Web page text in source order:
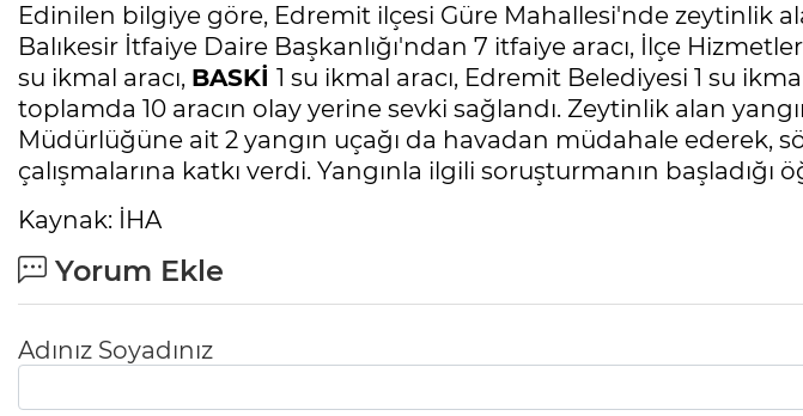
Edinilen bilgiye göre, Edremit ilçesi Güre Mahallesi'nde zeytinlik
Balıkesir İtfaiye Daire Başkanlığı'ndan 7 itfaiye aracı, İlçe
su ikmal aracı, BASKİ 1 su ikmal aracı, Edremit Belediyesi 1 su
toplamda 10 aracın olay yerine sevki sağlandı. Zeytinlik alan
Müdürlüğüne ait 2 yangın uçağı da havadan müdahale ederek,
çalışmalarına katkı verdi. Yangınla ilgili soruşturmanın başladığı
Kaynak: İHA
Yorum Ekle
Adınız Soyadınız